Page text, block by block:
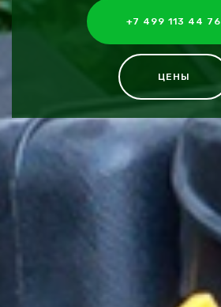
+7 499 113 44 76
ЦЕНЫ